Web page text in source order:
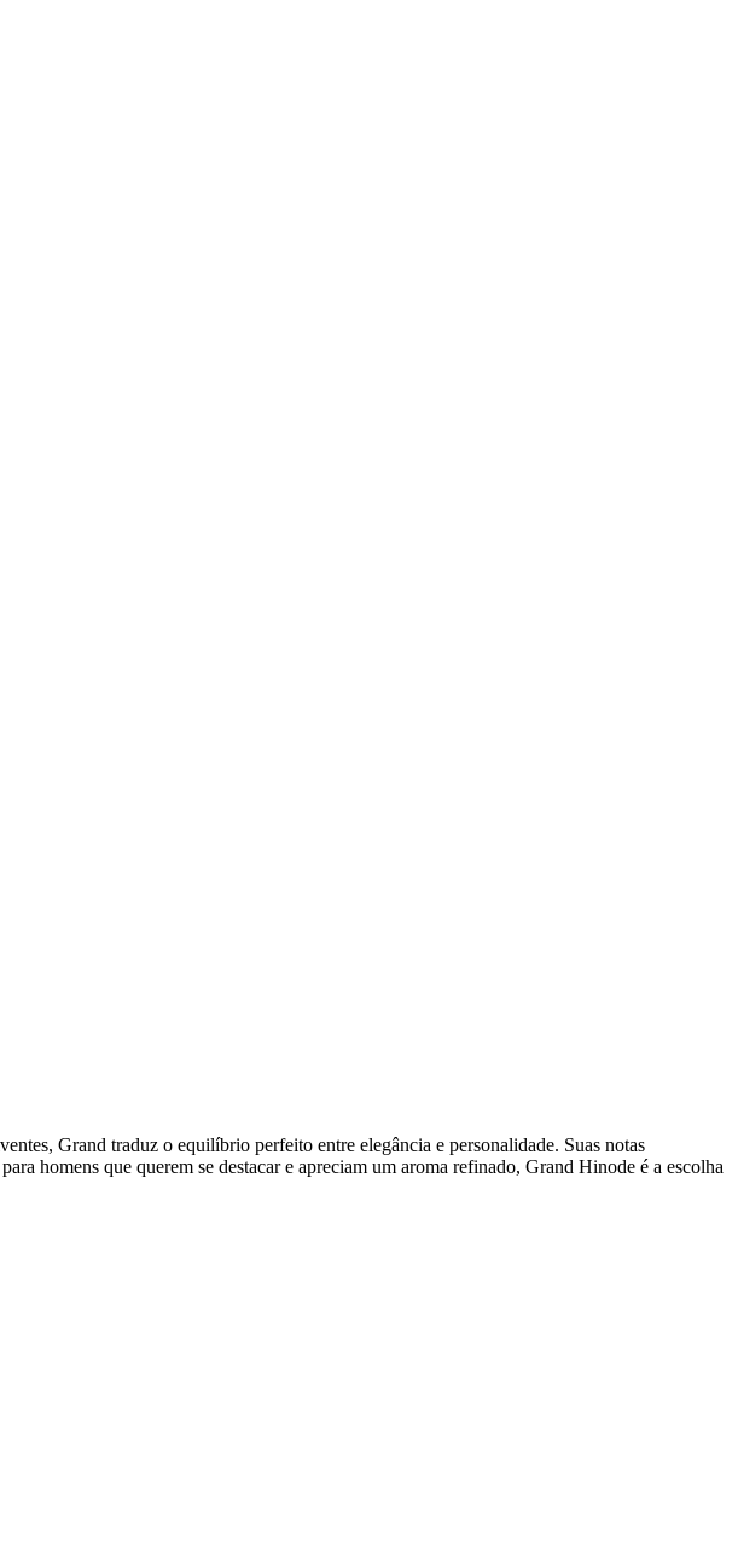
Grand traduz o equilíbrio perfeito entre elegância e personalidade. Suas notas
homens que querem se destacar e apreciam um aroma refinado, Grand Hinode é a escolha